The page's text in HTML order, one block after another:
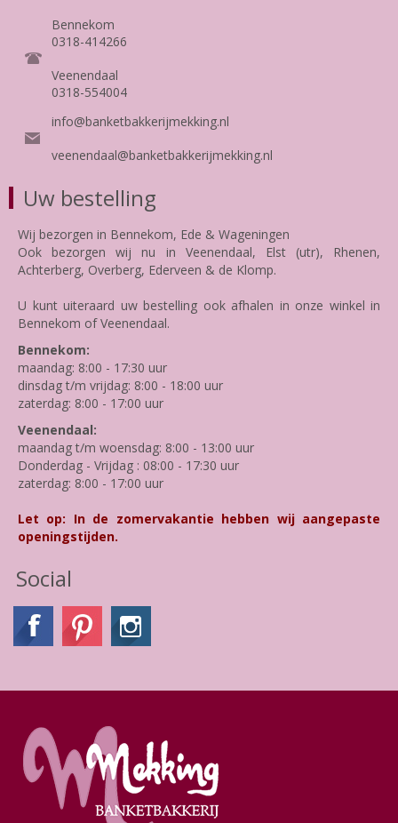
Bennekom
0318-414266
Veenendaal
0318-554004
info@banketbakkerijmekking.nl
veenendaal@banketbakkerijmekking.nl
Uw bestelling
Wij bezorgen in Bennekom, Ede & Wageningen
Ook bezorgen wij nu in Veenendaal, Elst (utr), Rhenen,
Achterberg, Overberg, Ederveen & de Klomp.
U kunt uiteraard uw bestelling ook afhalen in onze winkel in
Bennekom of Veenendaal.
Bennekom:
maandag: 8:00 - 17:30 uur
dinsdag t/m vrijdag: 8:00 - 18:00 uur
zaterdag: 8:00 - 17:00 uur
Veenendaal:
maandag t/m woensdag: 8:00 - 13:00 uur
Donderdag - Vrijdag : 08:00 - 17:30 uur
zaterdag: 8:00 - 17:00 uur
Let op: In de zomervakantie hebben wij aangepaste
openingstijden.
Social